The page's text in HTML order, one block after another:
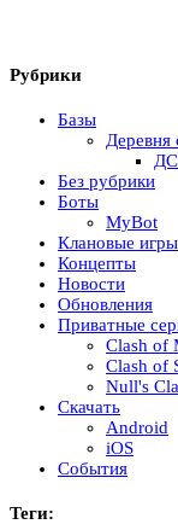
Рубрики
Базы
Деревня
Без рубрики
Боты
MyBot
Клановые игры
Концепты
Новости
Обновления
Приватные
Clash of
Clash of
Null's
Скачать
Android
iOS
События
Теги: